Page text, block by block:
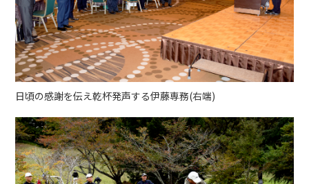
日頃の感謝を伝え乾杯発声する伊藤専務(右端)